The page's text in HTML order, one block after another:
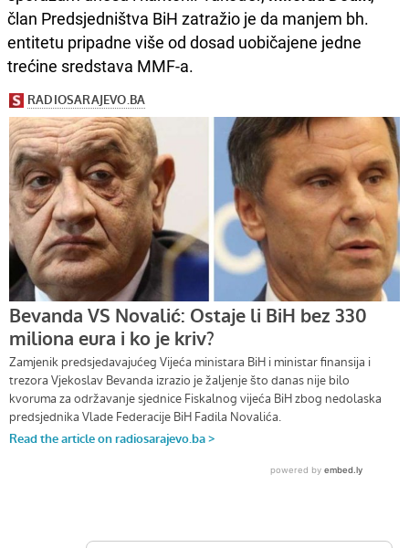
član Predsjedništva BiH zatražio je da manjem bh.
entitetu pripadne više od dosad uobičajene jedne
trećine sredstava MMF-a.